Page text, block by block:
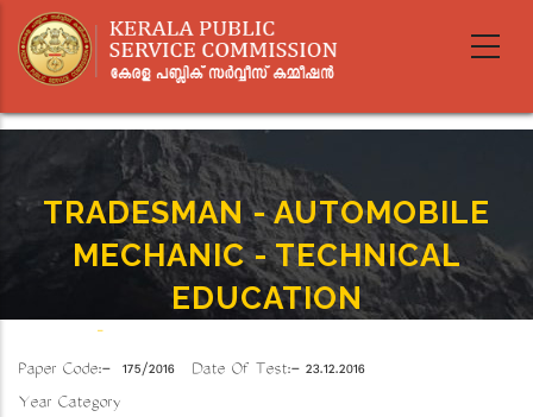
main
content
TRADESMAN - AUTOMOBILE
MECHANIC - TECHNICAL
EDUCATION
Breadcrumb
-
Paper Code:- 175/2016 Date Of Test:- 23.12.2016
Year Category